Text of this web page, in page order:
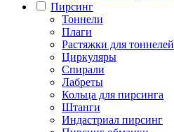
Пирсинг
Тоннели
Плаги
Растяжки для тоннелей
Циркуляры
Спирали
Лабреты
Кольца для пирсинга
Штанги
Индастриал пирсинг